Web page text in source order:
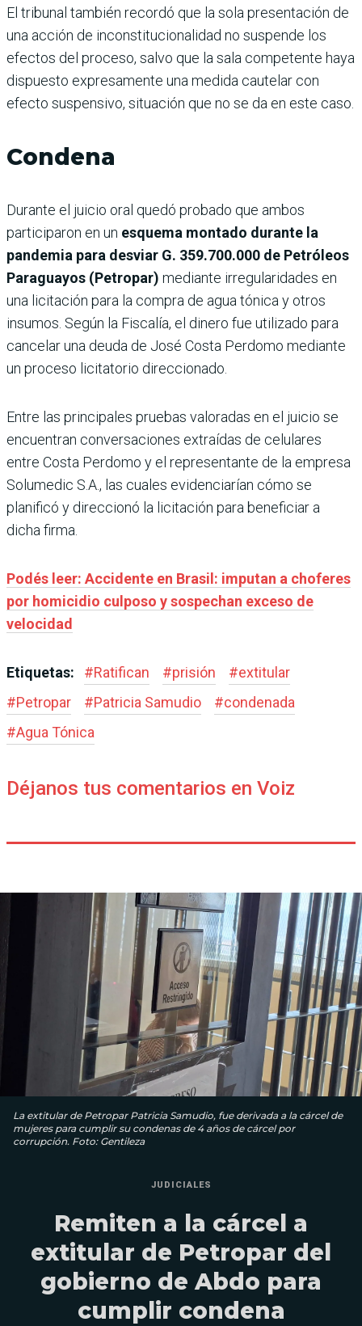
El tribunal también recordó que la sola presentación de
una acción de inconstitucionalidad no suspende los
efectos del proceso, salvo que la sala competente haya
dispuesto expresamente una medida cautelar con
efecto suspensivo, situación que no se da en este caso.
Condena
Durante el juicio oral quedó probado que ambos
participaron en un esquema montado durante la
pandemia para desviar G. 359.700.000 de Petróleos
Paraguayos (Petropar) mediante irregularidades en
una licitación para la compra de agua tónica y otros
insumos. Según la Fiscalía, el dinero fue utilizado para
cancelar una deuda de José Costa Perdomo mediante
un proceso licitatorio direccionado.
Entre las principales pruebas valoradas en el juicio se
encuentran conversaciones extraídas de celulares
entre Costa Perdomo y el representante de la empresa
Solumedic S.A., las cuales evidenciarían cómo se
planificó y direccionó la licitación para beneficiar a
dicha firma.
Podés leer: Accidente en Brasil: imputan a choferes
por homicidio culposo y sospechan exceso de
velocidad
Etiquetas: #Ratifican #prisión #extitular
#Petropar #Patricia Samudio #condenada
#Agua Tónica
Déjanos tus comentarios en Voiz
La extitular de Petropar Patricia Samudio, fue derivada a la cárcel de
mujeres para cumplir su condenas de 4 años de cárcel por
corrupción. Foto: Gentileza
JUDICIALES
Remiten a la cárcel a
extitular de Petropar del
gobierno de Abdo para
cumplir condena